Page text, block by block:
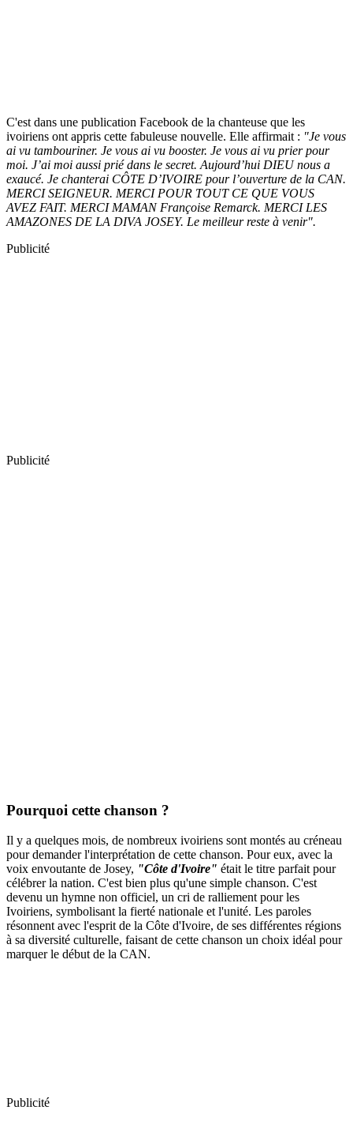
C'est dans une publication Facebook de la chanteuse que les
ivoiriens ont appris cette fabuleuse nouvelle. Elle affirmait : "Je vous
ai vu tambouriner. Je vous ai vu booster. Je vous ai vu prier pour
moi. J’ai moi aussi prié dans le secret. Aujourd’hui DIEU nous a
exaucé. Je chanterai CÔTE D’IVOIRE pour l’ouverture de la CAN.
MERCI SEIGNEUR. MERCI POUR TOUT CE QUE VOUS
AVEZ FAIT. MERCI MAMAN Françoise Remarck. MERCI LES
AMAZONES DE LA DIVA JOSEY. Le meilleur reste à venir".
Publicité
Publicité
Pourquoi cette chanson ?
Il y a quelques mois, de nombreux ivoiriens sont montés au créneau
pour demander l'interprétation de cette chanson. Pour eux, avec la
voix envoutante de Josey, "Côte d'Ivoire" était le titre parfait pour
célébrer la nation. C'est bien plus qu'une simple chanson. C'est
devenu un hymne non officiel, un cri de ralliement pour les
Ivoiriens, symbolisant la fierté nationale et l'unité. Les paroles
résonnent avec l'esprit de la Côte d'Ivoire, de ses différentes régions
à sa diversité culturelle, faisant de cette chanson un choix idéal pour
marquer le début de la CAN.
Publicité